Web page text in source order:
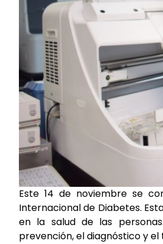
Este 14 de noviembre se
Internacional de Diabetes.
en la salud de las
prevención, el diagnóstico y